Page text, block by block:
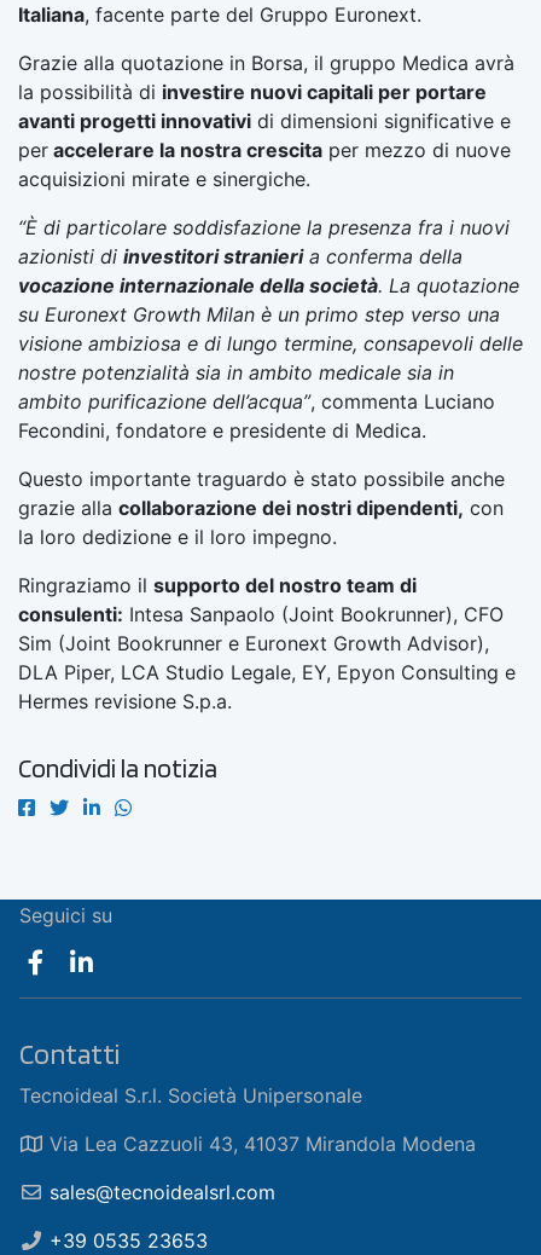
Italiana, facente parte del Gruppo Euronext.
Grazie alla quotazione in Borsa, il gruppo Medica avrà
la possibilità di investire nuovi capitali per portare
avanti progetti innovativi di dimensioni significative e
per accelerare la nostra crescita per mezzo di nuove
acquisizioni mirate e sinergiche.
“È di particolare soddisfazione la presenza fra i nuovi
azionisti di investitori stranieria conferma della
vocazione internazionale della società. La quotazione
su Euronext Growth Milan è un primo step verso una
visione ambiziosa e di lungo termine, consapevoli delle
nostre potenzialità sia in ambito medicale sia in
ambito purificazione dell’acqua”, commenta Luciano
Fecondini, fondatore e presidente di Medica.
Questo importante traguardo è stato possibile anche
grazie alla collaborazione dei nostri dipendenti, con
la loro dedizione e il loro impegno.
Ringraziamo il supporto del nostro team di
consulenti: Intesa Sanpaolo (Joint Bookrunner), CFO
Sim (Joint Bookrunner e Euronext Growth Advisor),
DLA Piper, LCA Studio Legale, EY, Epyon Consulting e
Hermes revisione S.p.a.
Condividi la notizia
Seguici su
Contatti
Tecnoideal S.r.l. Società Unipersonale
Via Lea Cazzuoli 43, 41037 Mirandola Modena
sales@tecnoidealsrl.com
+39 0535 23653